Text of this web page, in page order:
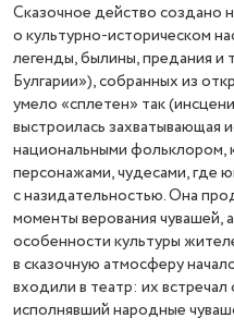
Сказочное действо создано
о культурно-историческом
легенды, былины, предания и
Булгарии»), собранных из
умело «сплетен» так
выстроилась захватывающая
национальными фольклором,
персонажами, чудесами, где
с назидательностью. Она
моменты верования чувашей,
особенности культуры
в сказочную атмосферу
входили в театр: их
исполнявший народные